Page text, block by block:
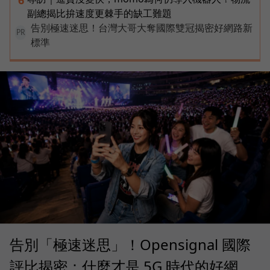
副總揭比拚速度更棘手的缺工難題
PR
告別極速迷思！台灣大哥大奪國際雙冠揭密好網路新
標準
告別「極速迷思」！Opensignal 國際